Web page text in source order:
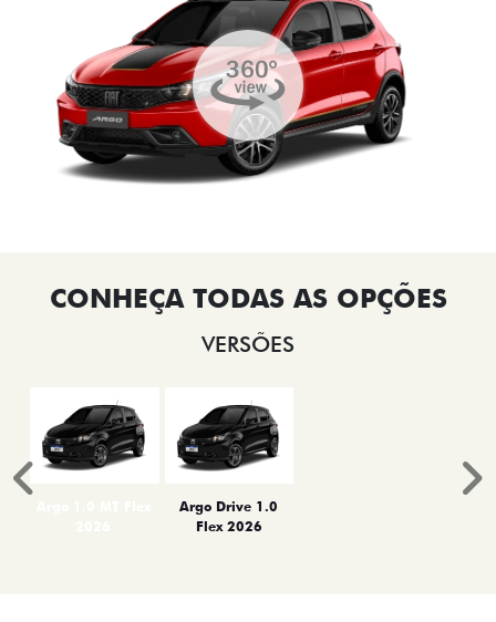
VERSÕES
Argo Drive 1.0
Flex 2026
Anterior